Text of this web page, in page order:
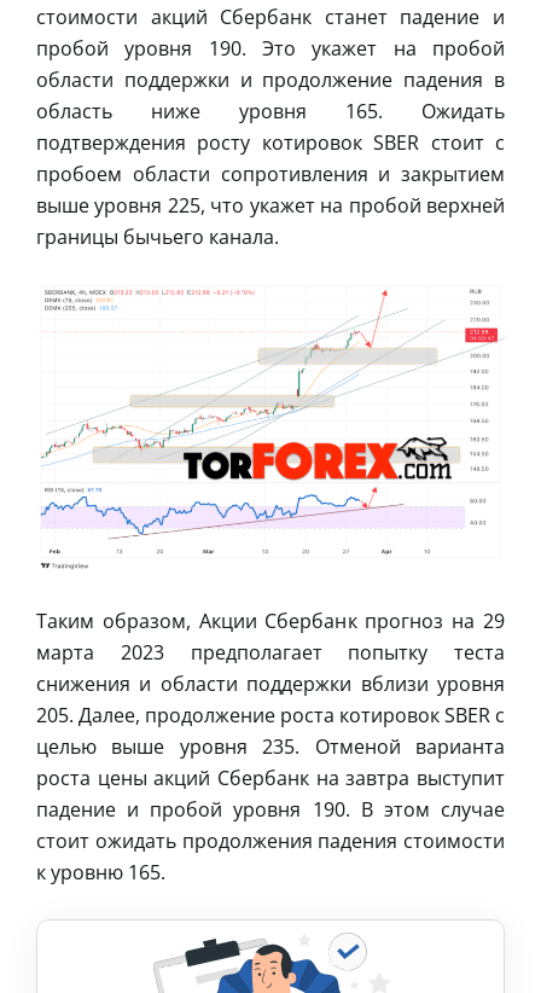
стоимости акций Сбербанк станет падение и
пробой уровня 190. Это укажет на пробой
области поддержки и продолжение падения в
область ниже уровня 165. Ожидать
подтверждения росту котировок SBER стоит с
пробоем области сопротивления и закрытием
выше уровня 225, что укажет на пробой верхней
границы бычьего канала.
Таким образом, Акции Сбербанк прогноз на 29
марта 2023 предполагает попытку теста
снижения и области поддержки вблизи уровня
205. Далее, продолжение роста котировок SBER с
целью выше уровня 235. Отменой варианта
роста цены акций Сбербанк на завтра выступит
падение и пробой уровня 190. В этом случае
стоит ожидать продолжения падения стоимости
к уровню 165.